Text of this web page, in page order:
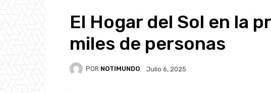
El Hogar del Sol en la
miles de personas
POR NOTIMUNDO Julio 6, 2025